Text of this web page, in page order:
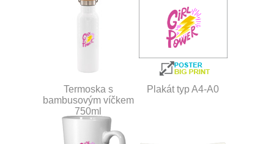
Termoska s
bambusovým víčkem
750ml
Plakát typ A4-A0